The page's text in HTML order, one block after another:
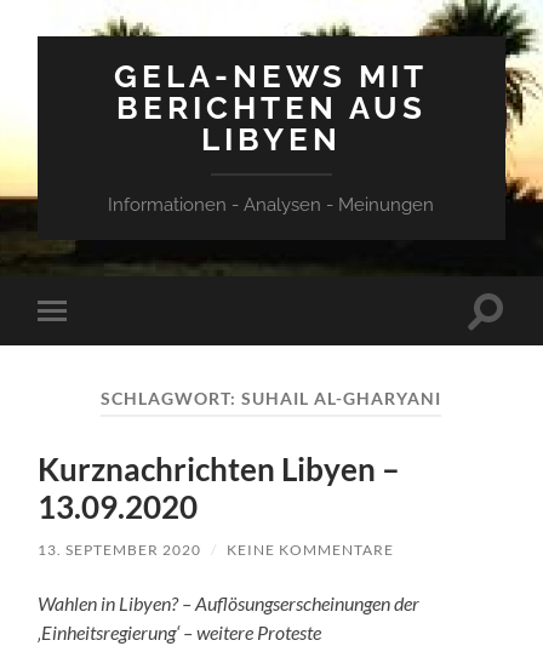
GELA-NEWS MIT
BERICHTEN AUS
LIBYEN
Informationen - Analysen - Meinungen
Mobile-
Menü
SCHLAGWORT:SUHAIL AL-GHARYANI
Kurznachrichten Libyen –
13.09.2020
13. SEPTEMBER 2020 / KEINE KOMMENTARE
Wahlen in Libyen? – Auflösungserscheinungen der
‚Einheitsregierung‘ – weitere Proteste